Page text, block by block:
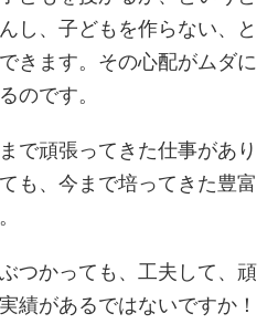
し、子どもを作らない、と
きます。その心配がムダに
のです。
で頑張ってきた仕事があり
も、今まで培ってきた豊富
つかっても、工夫して、頑
績があるではないですか！